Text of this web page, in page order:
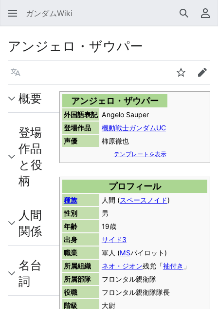
ガンダムWiki 検索 利
アンジェロ・ザウパー
言語 ウォッチ編集
アンジェロ・ザウパー
外国語表記 Angelo Sauper
登場作品
機動戦士ガンダムUC
声優
柿原徹也
テンプレートを表示
プロフィール
種族 人間 (スペースノイド)
性別
男
年齢
19歳
出身
サイド3
職業
軍人 (MSパイロット)
所属組織
ネオ・ジオン残党「袖付き 」
所属部隊
フロンタル親衛隊
役職
フロンタル親衛隊隊長
階級
大尉
概要
登場
作品
と役
柄
人間
関係
名台
詞